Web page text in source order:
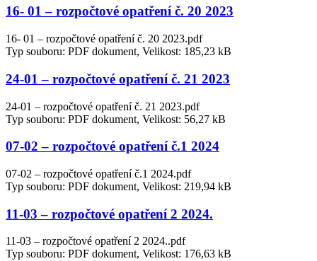
16- 01 – rozpočtové opatření č. 20 2023
16- 01 – rozpočtové opatření č. 20 2023.pdf
Typ souboru: PDF dokument, Velikost: 185,23 kB
24-01 – rozpočtové opatření č. 21 2023
24-01 – rozpočtové opatření č. 21 2023.pdf
Typ souboru: PDF dokument, Velikost: 56,27 kB
07-02 – rozpočtové opatření č.1 2024
07-02 – rozpočtové opatření č.1 2024.pdf
Typ souboru: PDF dokument, Velikost: 219,94 kB
11-03 – rozpočtové opatření 2 2024.
11-03 – rozpočtové opatření 2 2024..pdf
Typ souboru: PDF dokument, Velikost: 176,63 kB